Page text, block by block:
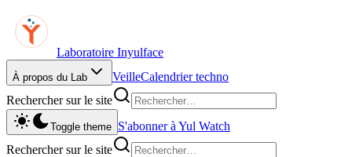
Laboratoire Inyulface
À propos du Lab VeilleCalendrier techno
Rechercher sur le site
Toggle theme S'abonner à Yul Watch
Rechercher sur le site